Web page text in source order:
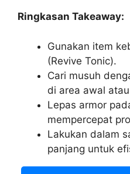
Ringkasan Takeaway:
Gunakan item
(Revive Tonic).
Cari musuh
di area awal
Lepas armor
mempercepat
Lakukan dalam
panjang untuk